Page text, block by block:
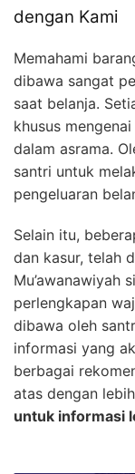
dengan Kami
Memahami
dibawa sangat
saat belanja.
khusus
dalam asrama.
santri untuk
pengeluaran
Selain itu,
dan kasur, telah
Mu’awanawiyah
perlengkapan
dibawa oleh
informasi yang
berbagai
atas dengan
untuk informasi